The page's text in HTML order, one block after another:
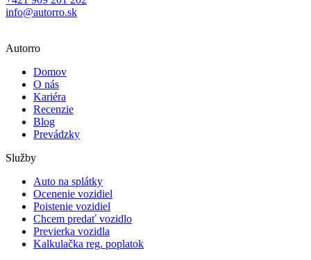
info@autorro.sk
Autorro
Domov
O nás
Kariéra
Recenzie
Blog
Prevádzky
Služby
Auto na splátky
Ocenenie vozidiel
Poistenie vozidiel
Chcem predať vozidlo
Previerka vozidla
Kalkulačka reg. poplatok